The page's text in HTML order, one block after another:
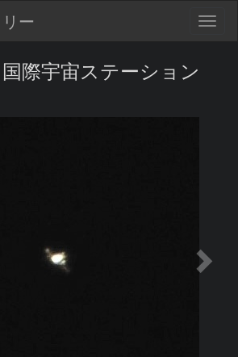
ー
国際宇宙ステーション